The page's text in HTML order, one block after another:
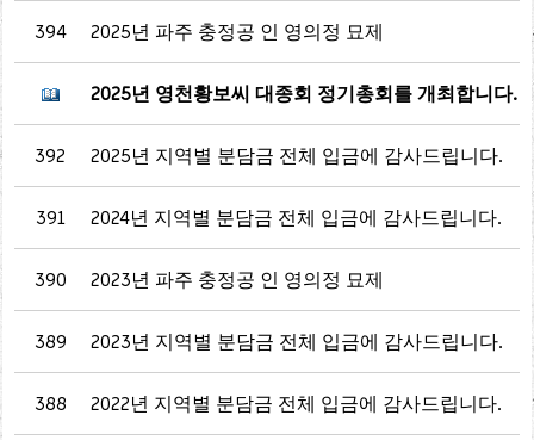
394
2025년 파주 충정공 인 영의정 묘제
2025년 영천황보씨 대종회 정기총회를 개최합니다.
392 2025년 지역별 분담금 전체 입금에 감사드립니다.
391 2024년 지역별 분담금 전체 입금에 감사드립니다.
390 2023년 파주 충정공 인 영의정 묘제
389 2023년 지역별 분담금 전체 입금에 감사드립니다.
388 2022년 지역별 분담금 전체 입금에 감사드립니다.